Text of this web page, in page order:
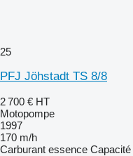
25
PFJ Jöhstadt TS 8/8
2 700 € HT
Motopompe
1997
170 m/h
Carburant essence Capacité